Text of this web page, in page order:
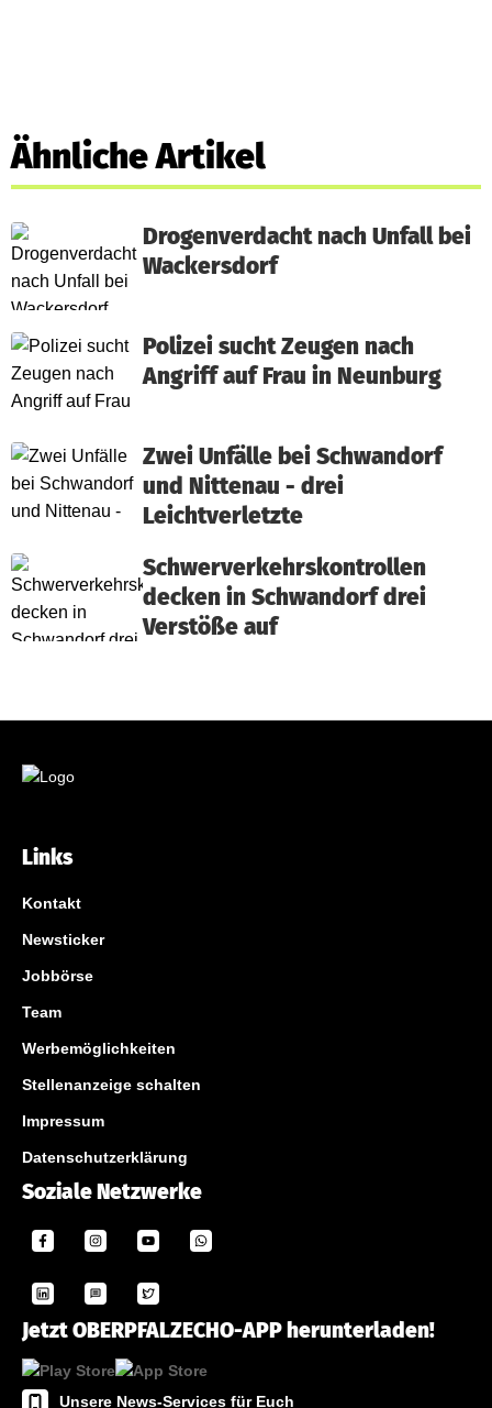
Ähnliche Artikel
Drogenverdacht nach Unfall bei
Wackersdorf
Polizei sucht Zeugen nach
Angriff auf Frau in Neunburg
Zwei Unfälle bei Schwandorf
und Nittenau - drei
Leichtverletzte
Schwerverkehrskontrollen
decken in Schwandorf drei
Verstöße auf
Links
Kontakt
Newsticker
Jobbörse
Team
Werbemöglichkeiten
Stellenanzeige schalten
Impressum
Datenschutzerklärung
Soziale Netzwerke
Jetzt OBERPFALZECHO-APP herunterladen!
Unsere News-Services für Euch